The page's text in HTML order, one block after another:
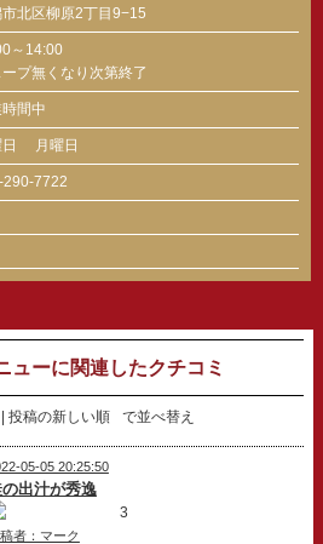
市北区柳原2丁目9−15
～14:00
プ無くなり次第終了
間中
月曜日
290-7722
ューに関連したクチコミ
投稿の新しい順 で並べ替え
05-05 20:25:50
出汁が秀逸
3
者：マーク